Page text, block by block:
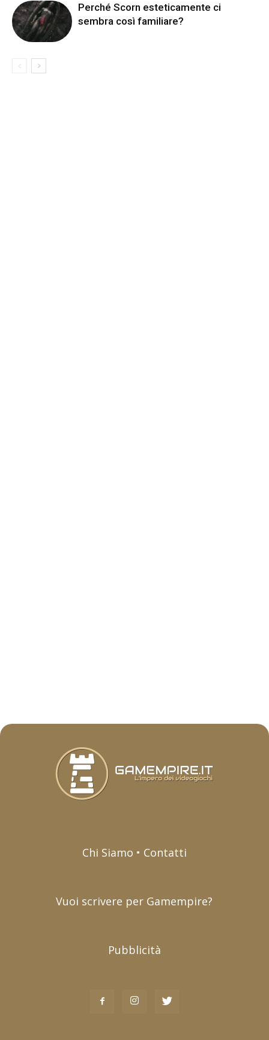
Perché Scorn esteticamente ci
sembra così familiare?
Chi Siamo • Contatti
Vuoi scrivere per Gamempire?
Pubblicità